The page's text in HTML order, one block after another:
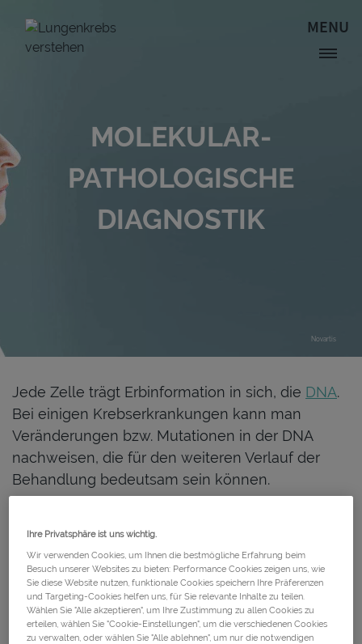
Site Logo
MENU
MOLEKULAR-
PATHOLOGISCHE
DIAGNOSTIK
Novartis
Jede Zelle trägt Erbinformation in sich, die DNA.
Bei einigen Krebserkrankungen kann man
Veränderungen bzw. Mutationen in der DNA
nachweisen, die für den weiteren Verlauf der
Behandlung bedeutsam sein können.
Um diese Mutationen zu entdecken, wird eine
sog. Molekularpathologische Diagnostik
durchgeführt. Dabei wird aus dem Biopsie-
Material DNA gewonnen und untersucht.
Ihre Privatsphäre ist uns wichtig.
Wir verwenden Cookies, um Ihnen die bestmögliche Erfahrung beim
Besuch unserer Websites zu bieten: Performance Cookies zeigen uns, wie
Sie diese Website nutzen, funktionale Cookies speichern Ihre Präferenzen
und Targeting-Cookies helfen uns, für Sie relevante Inhalte zu teilen.
Wählen Sie "Alle akzeptieren", um Ihre Zustimmung zu allen Cookies zu
erteilen, wählen Sie "Cookie-Einstellungen", um die verschiedenen Cookies
zu verwalten, oder wählen Sie "Alle ablehnen", um nur die notwendigen